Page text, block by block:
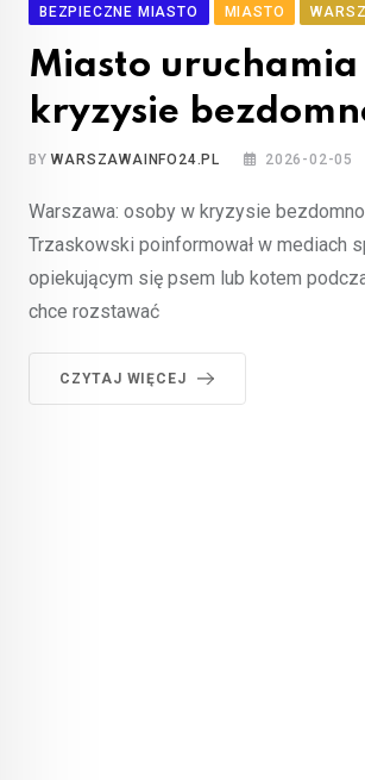
BEZPIECZNE MIASTO MIASTO
Miasto
kryzysie
BYWARSZAWAINFO24.PL 2026-02-05
Warszawa: osoby w kryzysie
Trzaskowski poinformował w mediach
opiekującym się psem lub kotem
chce rozstawać
CZYTAJ WIĘCEJ